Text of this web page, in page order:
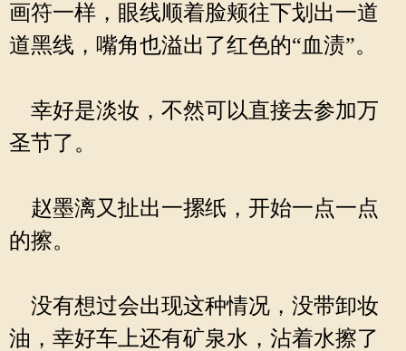
画符一样，眼线顺着脸颊往下划出一道
道黑线，嘴角也溢出了红色的“血渍”。
幸好是淡妆，不然可以直接去参加万
圣节了。
赵墨漓又扯出一摞纸，开始一点一点
的擦。
没有想过会出现这种情况，没带卸妆
油，幸好车上还有矿泉水，沾着水擦了